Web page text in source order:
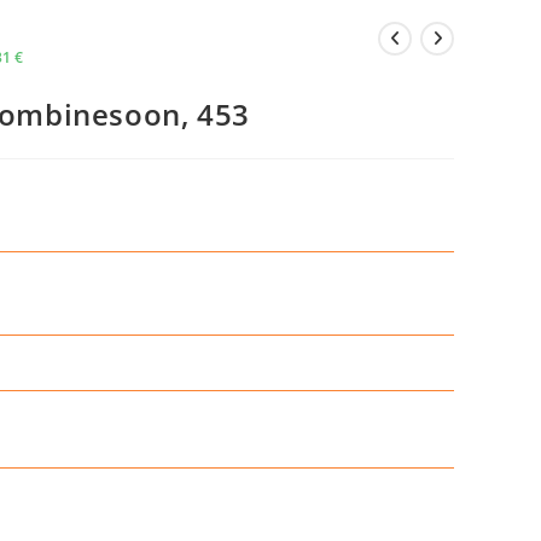
€
453